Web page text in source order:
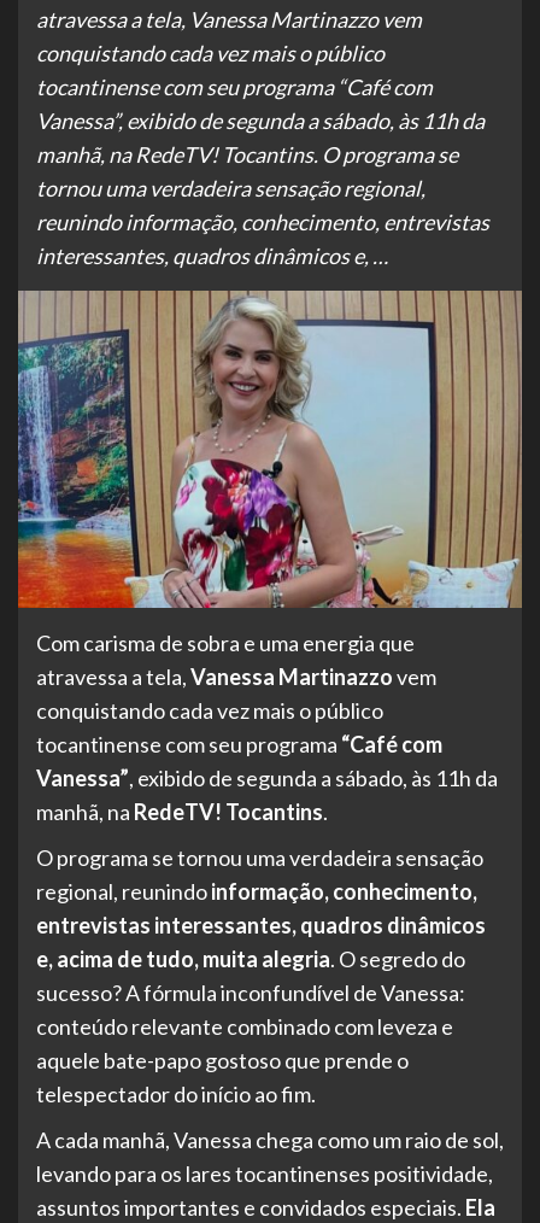
atravessa a tela, Vanessa Martinazzo vem
conquistando cada vez mais o público
tocantinense com seu programa “Café com
Vanessa”, exibido de segunda a sábado, às 11h da
manhã, na RedeTV! Tocantins. O programa se
tornou uma verdadeira sensação regional,
reunindo informação, conhecimento, entrevistas
interessantes, quadros dinâmicos e, …
Com carisma de sobra e uma energia que
atravessa a tela,Vanessa Martinazzovem
conquistando cada vez mais o público
tocantinense com seu programa “Café com
Vanessa”, exibido de segunda a sábado, às 11h da
manhã, na RedeTV! Tocantins.
O programa se tornou uma verdadeira sensação
regional, reunindoinformação, conhecimento,
entrevistas interessantes, quadros dinâmicos
e, acima de tudo, muita alegria. O segredo do
sucesso? A fórmula inconfundível de Vanessa:
conteúdo relevante combinado com leveza e
aquele bate-papo gostoso que prende o
telespectador do início ao fim.
A cada manhã, Vanessa chega como um raio de sol,
levando para os lares tocantinenses positividade,
assuntos importantes e convidados especiais. Ela